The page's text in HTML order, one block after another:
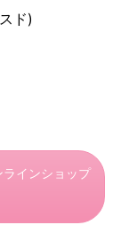
ド)
インショップ